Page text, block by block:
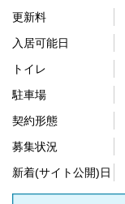
更新料
入居可能日
トイレ
駐車場
契約形態
募集状況
新着(サイト公開)日